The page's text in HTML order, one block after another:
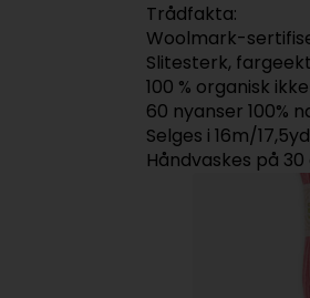
Trådfakta:
Woolmark-
Slitesterk,
100 % organisk
60 nyanser 100%
Selges i 16m/
Håndvaskes på